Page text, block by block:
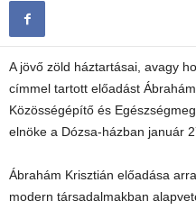
A jövő zöld háztartásai, avagy
címmel tartott előadást
Közösségépítő és
elnöke a Dózsa-házban január
Ábrahám Krisztián előadása
modern társadalmakban